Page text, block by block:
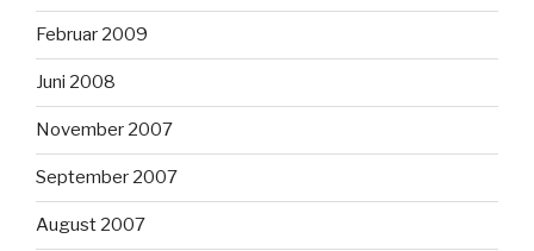
Februar 2009
Juni 2008
November 2007
September 2007
August 2007